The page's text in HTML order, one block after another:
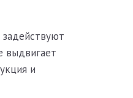
выдвигает
и